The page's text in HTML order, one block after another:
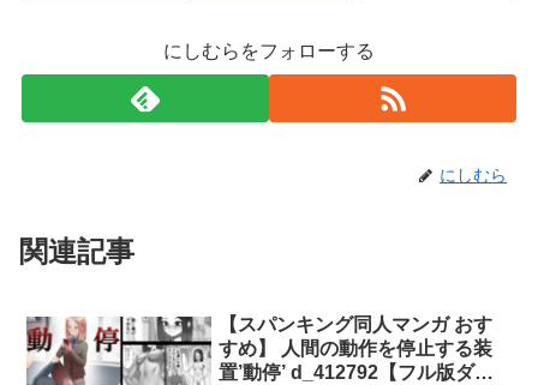
にしむらをフォローする
にしむら
関連記事
【スパンキング同人マンガ おす
すめ】 人間の動作を停止する装
置’動停’ d_412792【フル版ダウ